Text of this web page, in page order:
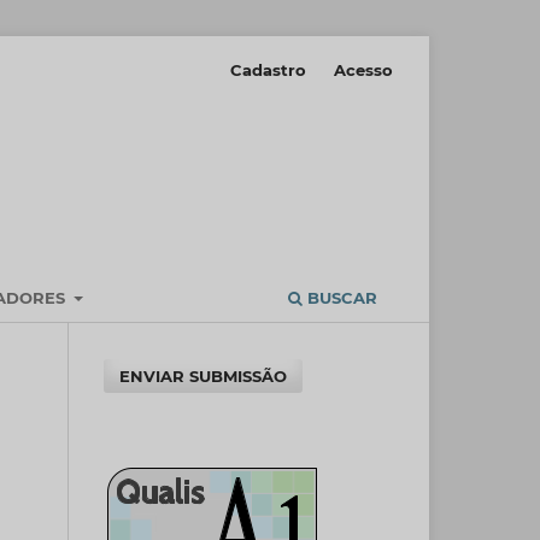
BUSCAR
Cadastro Acesso
ENVIAR SUBMISSÃO